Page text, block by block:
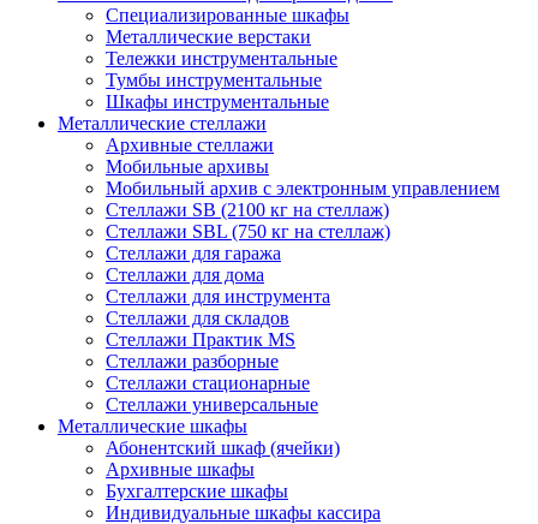
Cпециализированные шкафы
Металлические верстаки
Тележки инструментальные
Тумбы инструментальные
Шкафы инструментальные
Металлические стеллажи
Архивные стеллажи
Мобильные архивы
Мобильный архив с электронным управлением
Стеллажи SB (2100 кг на стеллаж)
Стеллажи SBL (750 кг на стеллаж)
Стеллажи для гаража
Стеллажи для дома
Стеллажи для инструмента
Стеллажи для складов
Стеллажи Практик MS
Стеллажи разборные
Стеллажи стационарные
Стеллажи универсальные
Металлические шкафы
Абонентский шкаф (ячейки)
Архивные шкафы
Бухгалтерские шкафы
Индивидуальные шкафы кассира